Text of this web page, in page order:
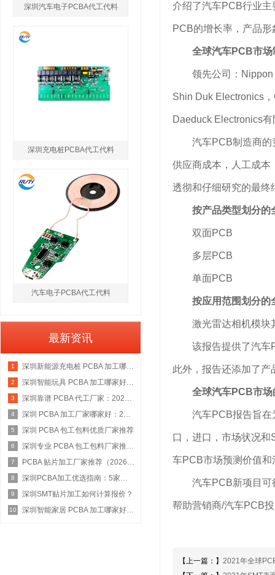
介绍了汽车PCB行业
PCB的增长率，产品
全球汽车PCB市
领先公司：Nippon
Shin Duk Electronics
Daeduck Electronics
汽车PCB制造商的竞
供应商成本，人工成本
透彻和仔细研究的最终
按产品类型划分的
双面PCB
多层PCB
单面PCB
按应用范围划分的
激光雷达相机模块
该报告提供了汽车
此外，报告还添加了
全球汽车PCB市场
汽车PCB报告旨在为
口，进口，市场状况
车PCB市场预测价值和
汽车PCB新项目可行
帮助营销商/汽车PCB
【上一篇：】 2021年全球
深圳汽车电子PCBA代工代料
深圳充电桩PCBA代工代料
汽车电子PCBA代工代料
最新资讯
1 深圳新能源充电桩 PCBA 加工哪家好：2026 权威选型指南
2 深圳智能玩具 PCBA 加工哪家好：2026 权威选型指南
3 深圳靠谱 PCBA 代工厂家：2026 年权威选型指南
4 深圳 PCBA 加工厂家哪家好：2026 权威选型指南
5 深圳 PCBA 包工包料优质厂家推荐
6 深圳专业 PCBA 包工包料厂家推荐：2026 年权威选型指南
7 PCBA 贴片加工厂家推荐（2026 权威指南）
8 深圳PCBA加工优选指南：5家具备IATF 16949资质的源头工厂深度盘点
9 深圳SMT贴片加工如何计算报价？
10 深圳智能家居 PCBA 加工哪家好：2026 年权威选型指南